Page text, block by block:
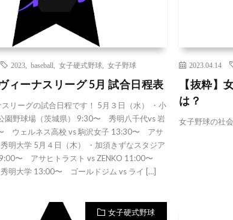
2023 baseball 女子硬式野球 女子野球
ィーナスリーグ 5月 試合日程表
リーグの試合日程です！ 5月３日（水） ・小
園野球場（茨城県） 9:30〜 秀明八千代vs 岩
ウェルネス高校 vs 駒沢女子 13:30〜 アサ
明大学 5月４日（木） ・加須きずなスタジア
〜 アサヒトラスト vs ZENKO 11:00〜
秀明大学 13:00〜 ゴールドジム vs ライ […]
2023.04.14
【抜粋】
は？
女子野球の社
女子硬式野球